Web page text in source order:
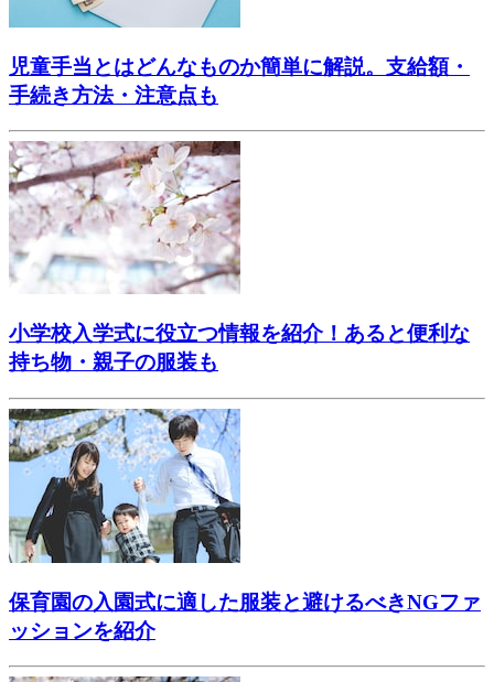
児童手当とはどんなものか簡単に解説。支給額・
手続き方法・注意点も
小学校入学式に役立つ情報を紹介！あると便利な
持ち物・親子の服装も
保育園の入園式に適した服装と避けるべきNGファ
ッションを紹介